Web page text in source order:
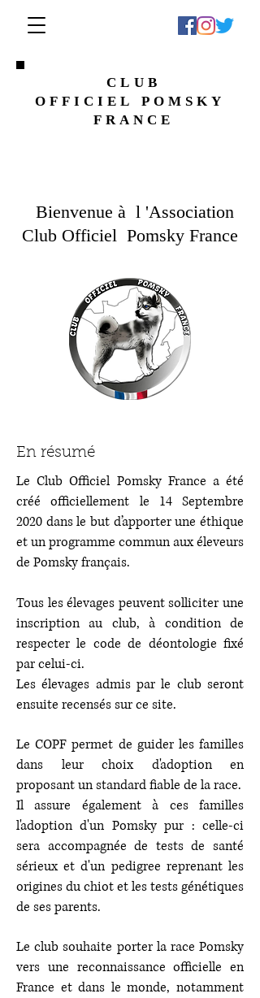
CLUB
OFFICIEL POMSKY
FRANCE
Bienvenue à l 'Association
Club Officiel Pomsky France
En résumé
Le Club Officiel Pomsky France a été
créé officiellement le 14 Septembre
2020 dans le but d’apporter une éthique
et un programme commun aux éleveurs
de Pomsky français.
Tous les élevages peuvent solliciter une
inscription au club, à condition de
respecter le code de déontologie fixé
par celui-ci.
Les élevages admis par le club seront
ensuite recensés sur ce site.
Le COPF permet de guider les familles
dans leur choix d'adoption en
proposant un standard fiable de la race.
Il assure également à ces familles
l'adoption d'un Pomsky pur : celle-ci
sera accompagnée de tests de santé
sérieux et d'un pedigree reprenant les
origines du chiot et les tests génétiques
de ses parents.
Le club souhaite porter la race Pomsky
vers une reconnaissance officielle en
France et dans le monde, notamment